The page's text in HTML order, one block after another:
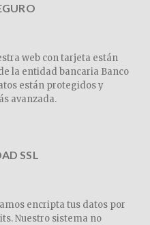
web con tarjeta están
la entidad bancaria Banco
están protegidos y
avanzada.
SSL
encripta tus datos por
Nuestro sistema no